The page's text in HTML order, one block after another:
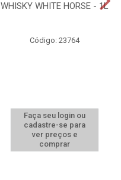
WHISKY WHITE HORSE - 1L
Código: 23764
Faça seu login ou
cadastre-se para
ver preços e
comprar